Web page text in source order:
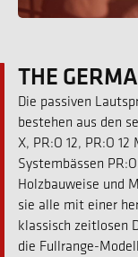
THE
Die passiven
bestehen aus den
X, PR:O 12, PR:O
Systembässen
Holzbauweise und
sie alle mit einer
klassisch zeitlosen
die Fullrange-